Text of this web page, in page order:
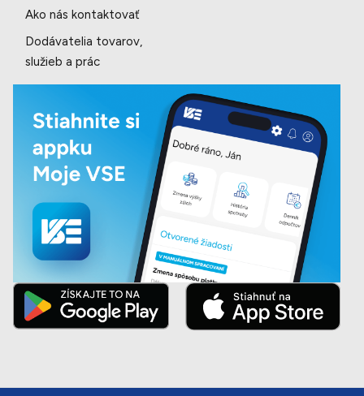
Ako nás kontaktovať
Dodávatelia tovarov,
služieb a prác